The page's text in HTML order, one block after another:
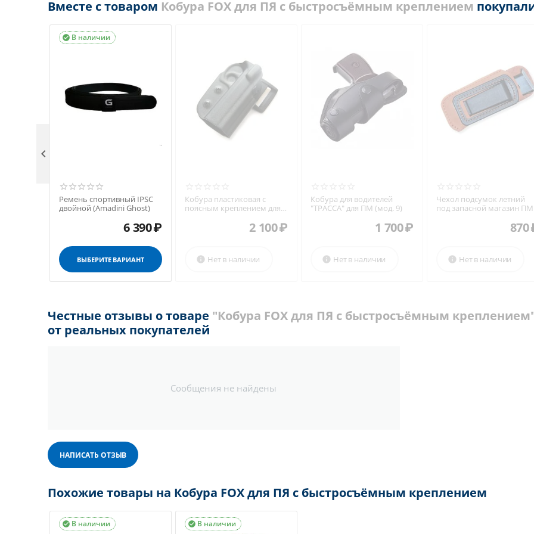
Вместе с товаром Кобура FOX для ПЯ с быстросъёмным креплением
В наличии

Ремень спортивный IPSC
двойной (Amadini Ghost)
6 390₽
ВЫБЕРИТЕ ВАРИАНТ
Кобура пластиковая с
поясным креплением для
2 100₽
Нет в наличии

Кобура для водителей
"ТРАССА" для ПМ (мод. 9)
1 700₽
Нет в наличии

Чехол подсумок летний
под запасной магазин ПМ,
870
Нет в наличии


Честные отзывы о товаре "Кобура FOX для ПЯ с быстросъёмным
от реальных покупателей
Сообщения не найдены
НАПИСАТЬ ОТЗЫВ
Похожие товары на Кобура FOX для ПЯ с быстросъёмным креплением
В наличии
 В наличии
